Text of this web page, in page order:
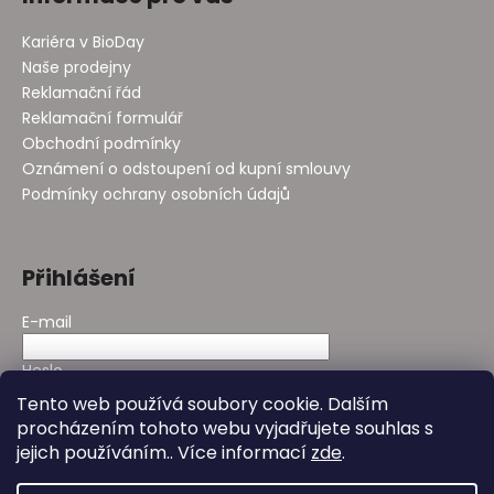
Tento web používá soubory cookie. Dalším
procházením tohoto webu vyjadřujete souhlas s
jejich používáním.. Více informací zde.
Kariéra v BioDay
Naše prodejny
Reklamační řád
Reklamační formulář
Obchodní podmínky
Oznámení o odstoupení od kupní smlouvy
Podmínky ochrany osobních údajů
Přihlášení
E-mail
Heslo
PŘIHLÁSIT SE
Nová registraceZapomenuté heslo